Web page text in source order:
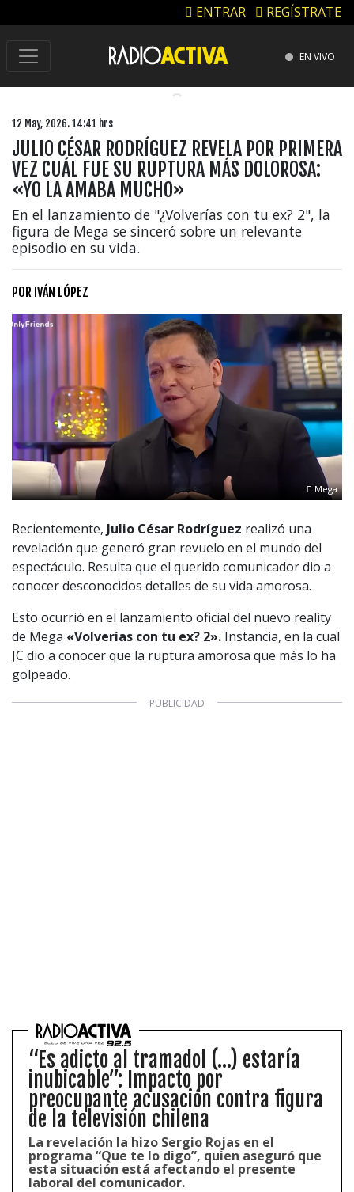
ENTRAR REGÍSTRATE
EN VIVO
12 May, 2026. 14:41 hrs
JULIO CÉSAR RODRÍGUEZ REVELA POR PRIMERA
VEZ CUÁL FUE SU RUPTURA MÁS DOLOROSA:
«YO LA AMABA MUCHO»
En el lanzamiento de "¿Volverías con tu ex? 2", la
figura de Mega se sinceró sobre un relevante
episodio en su vida.
POR IVÁN LÓPEZ
Mega
Recientemente, Julio César Rodríguez realizó una
revelación que generó gran revuelo en el mundo del
espectáculo. Resulta que el querido comunicador dio a
conocer desconocidos detalles de su vida amorosa.
Esto ocurrió en el lanzamiento oficial del nuevo reality
de Mega «Volverías con tu ex? 2». Instancia, en la cual
JC dio a conocer que la ruptura amorosa que más lo ha
golpeado.
“Es adicto al tramadol (…) estaría
inubicable”: Impacto por
preocupante acusación contra figura
de la televisión chilena
La revelación la hizo Sergio Rojas en el
programa “Que te lo digo”, quien aseguró que
esta situación está afectando el presente
laboral del comunicador.